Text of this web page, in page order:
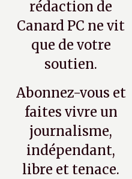
rédaction de
Canard PC ne vit
que de votre
soutien.
Abonnez-vous et
faites vivre un
journalisme,
indépendant,
libre et tenace.